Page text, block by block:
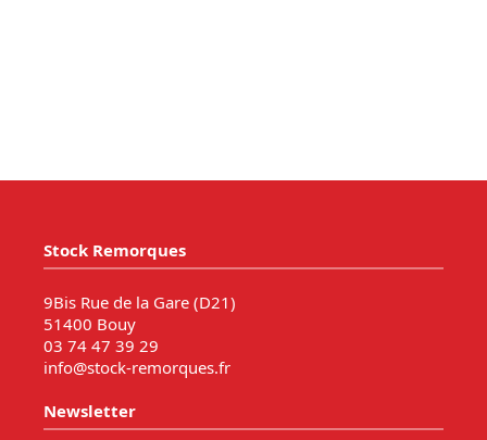
Stock Remorques
9Bis Rue de la Gare (D21)
51400 Bouy
03 74 47 39 29
info@stock-remorques.fr
Newsletter